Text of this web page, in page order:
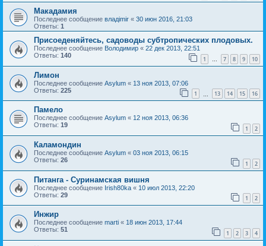
Макадамия
Последнее сообщение владimir « 30 июн 2016, 21:03
Ответы: 1
Присоеденяйтесь, садоводы субтропических плодовых.
Последнее сообщение Володимир « 22 дек 2013, 22:51
Ответы: 140 1 … 7 8 9 10
Лимон
Последнее сообщение Asylum « 13 ноя 2013, 07:06
Ответы: 225 1 13 14 15 16
Памело
Последнее сообщение Asylum « 12 ноя 2013, 06:36
Ответы: 19 1 2
Каламондин
Последнее сообщение Asylum « 03 ноя 2013, 06:15
Ответы: 26 1 2
Питанга - Суринамская вишня
Последнее сообщение Irish80ka « 10 июл 2013, 22:20
Ответы: 29 1 2
Инжир
Последнее сообщение marti « 18 июн 2013, 17:44
Ответы: 51 1 2 3 4